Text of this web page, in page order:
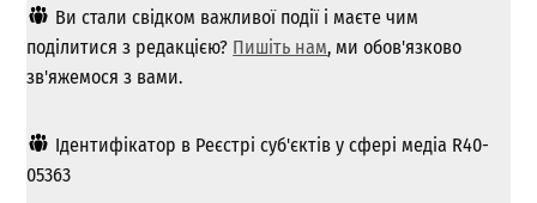
Ви стали свідком важливої ​​події і маєте чим
поділитися з редакцією? Пишіть нам, ми обов'язково
зв'яжемося з вами.
Ідентифікатор в Реєстрі суб'єктів у сфері медіа R40-
05363